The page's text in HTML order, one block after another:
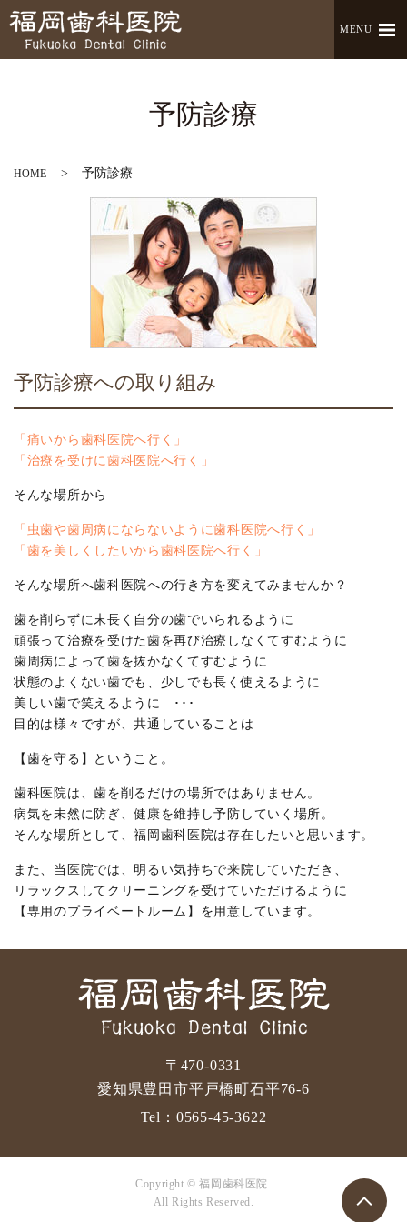
MENU
予防診療
HOME 予防診療
予防診療への取り組み
「痛いから歯科医院へ行く」
「治療を受けに歯科医院へ行く」
そんな場所から
「虫歯や歯周病にならないように歯科医院へ行く」
「歯を美しくしたいから歯科医院へ行く」
そんな場所へ歯科医院への行き方を変えてみませんか？
歯を削らずに末長く自分の歯でいられるように
頑張って治療を受けた歯を再び治療しなくてすむように
歯周病によって歯を抜かなくてすむように
状態のよくない歯でも、少しでも長く使えるように
美しい歯で笑えるように ･･･
目的は様々ですが、共通していることは
【歯を守る】ということ。
歯科医院は、歯を削るだけの場所ではありません。
病気を未然に防ぎ、健康を維持し予防していく場所。
そんな場所として、福岡歯科医院は存在したいと思います。
また、当医院では、明るい気持ちで来院していただき、
リラックスしてクリーニングを受けていただけるように
【専用のプライベートルーム】を用意しています。
〒470-0331
愛知県豊田市平戸橋町石平76-6
Tel： 0565-45-3622
Copyright © 福岡歯科医院.
All Rights Reserved.